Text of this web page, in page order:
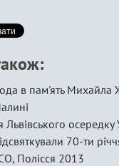
в пам'ять Михайла
Львівського
70-ти
Полісся 2013